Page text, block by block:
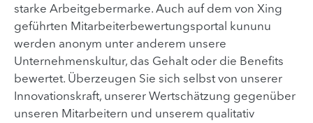
starke Arbeitgebermarke. Auch auf dem von Xing
geführten Mitarbeiterbewertungsportal kununu
werden anonym unter anderem unsere
Unternehmenskultur, das Gehalt oder die Benefits
bewertet. Überzeugen Sie sich selbst von unserer
Innovationskraft, unserer Wertschätzung gegenüber
unseren Mitarbeitern und unserem qualitativ